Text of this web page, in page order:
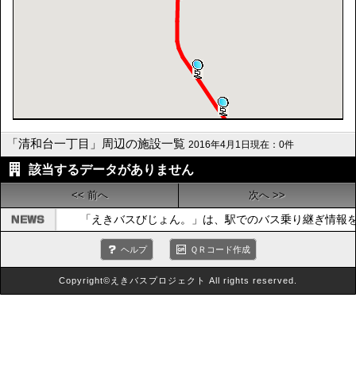
「清和台一丁目」周辺の施設一覧 2016年4月1日現在：0件
該当するデータがありません
<< 前へ 次へ >>
「えきバスびじょん。」は、駅でのバス乗り継ぎ情
ヘルプ ＱＲコード作成
Copyright©えきバスプロジェクト All rights reserved.